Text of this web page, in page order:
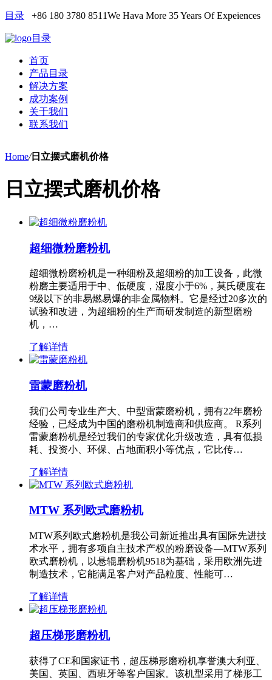
目录 +86 180 3780 8511We Hava More 35 Years Of Expeiences
目录
首页
产品目录
解决方案
成功案例
关于我们
联系我们
Home/日立摆式磨机价格
日立摆式磨机价格
超细微粉磨粉机
超细微粉磨粉机是一种细粉及超细粉的加工设备，此微
粉磨主要适用于中、低硬度，湿度小于6%，莫氏硬度在
9级以下的非易燃易爆的非金属物料。它是经过20多次的
试验和改进，为超细粉的生产而研发制造的新型磨粉
机，…
了解详情
雷蒙磨粉机
我们公司专业生产大、中型雷蒙磨粉机，拥有22年磨粉
经验，已经成为中国的磨粉机制造商和供应商。 R系列
雷蒙磨粉机是经过我们的专家优化升级改造，具有低损
耗、投资小、环保、占地面积小等优点，它比传…
了解详情
MTW 系列欧式磨粉机
MTW系列欧式磨粉机是我公司新近推出具有国际先进技
术水平，拥有多项自主技术产权的粉磨设备—MTW系列
欧式磨粉机，以悬辊磨粉机9518为基础，采用欧洲先进
制造技术，它能满足客户对产品粒度、性能可…
了解详情
超压梯形磨粉机
获得了CE和国家证书，超压梯形磨粉机享誉澳大利亚、
美国、英国、西班牙等客户国家。该机型采用了梯形工